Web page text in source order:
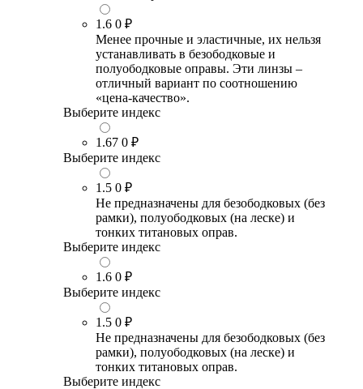
1.6 0 ₽
Менее прочные и эластичные, их нельзя
устанавливать в безободковые и
полуободковые оправы. Эти линзы –
отличный вариант по соотношению
«цена-качество».
Выберите индекс
1.67 0 ₽
Выберите индекс
1.5 0 ₽
Не предназначены для безободковых (без
рамки), полуободковых (на леске) и
тонких титановых оправ.
Выберите индекс
1.6 0 ₽
Выберите индекс
1.5 0 ₽
Не предназначены для безободковых (без
рамки), полуободковых (на леске) и
тонких титановых оправ.
Выберите индекс